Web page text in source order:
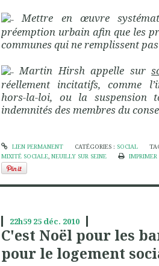
Mettre en œuvre
préemption urbain afin que les
communes qui ne remplissent
Martin Hirsh appelle sur
réellement incitatifs, comme
hors-la-loi, ou la suspension
indemnités des membres du
LIEN PERMANENT CATÉGORIES : SOCIAL
MIXITÉ SOCIALE, NEUILLY SUR SEINE IMPRIMER
22h59 25 déc. 2010
C'est Noël pour les
pour le logement